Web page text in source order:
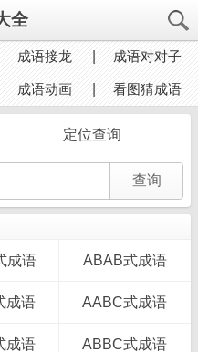
全
成语接龙 成语对对子
成语动画 看图猜成语
定位查询
成语 ABAB式成语
成语 AABC式成语
成语 ABBC式成语